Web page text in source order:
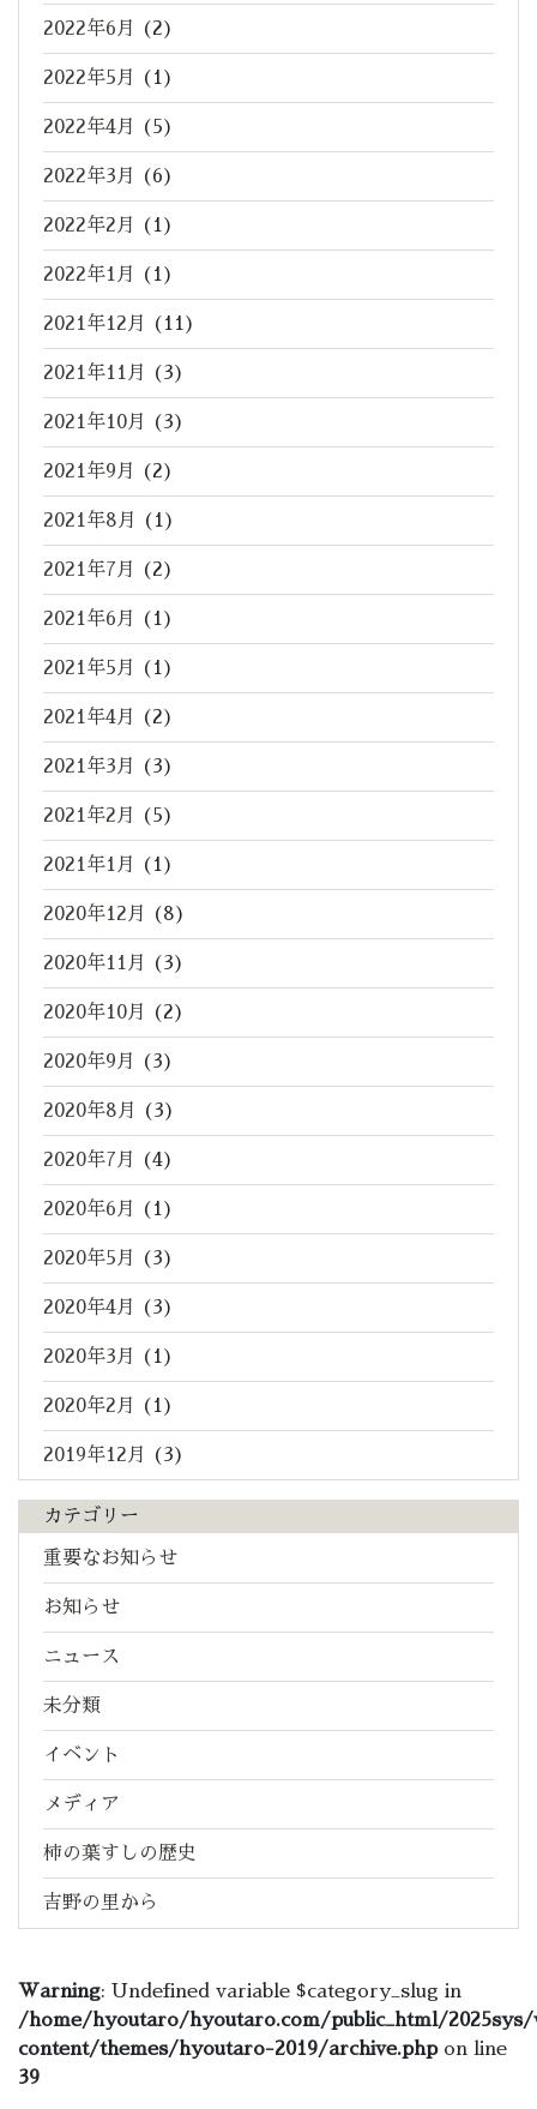
2022年6月 (2)
2022年5月 (1)
2022年4月 (5)
2022年3月 (6)
2022年2月 (1)
2022年1月 (1)
2021年12月 (11)
2021年11月 (3)
2021年10月 (3)
2021年9月 (2)
2021年8月 (1)
2021年7月 (2)
2021年6月 (1)
2021年5月 (1)
2021年4月 (2)
2021年3月 (3)
2021年2月 (5)
2021年1月 (1)
2020年12月 (8)
2020年11月 (3)
2020年10月 (2)
2020年9月 (3)
2020年8月 (3)
2020年7月 (4)
2020年6月 (1)
2020年5月 (3)
2020年4月 (3)
2020年3月 (1)
2020年2月 (1)
2019年12月 (3)
カテゴリー
重要なお知らせ
お知らせ
ニュース
未分類
イベント
メディア
柿の葉すしの歴史
吉野の里から
Warning: Undefined variable $category_slug in
/home/hyoutaro/hyoutaro.com/public_html/2025sys/
content/themes/hyoutaro-2019/archive.phpon line
39